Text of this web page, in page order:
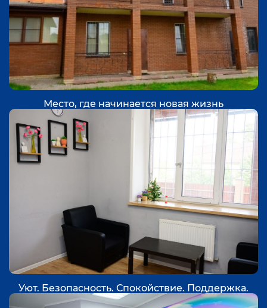
Место, где начинается новая жизнь
Уют. Безопасность. Спокойствие. Поддержка.